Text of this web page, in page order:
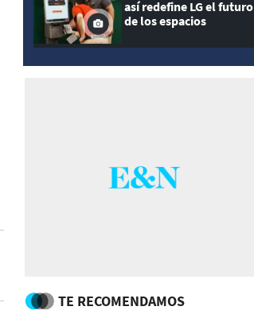
así redefine LG el futuro
de los espacios
TE RECOMENDAMOS